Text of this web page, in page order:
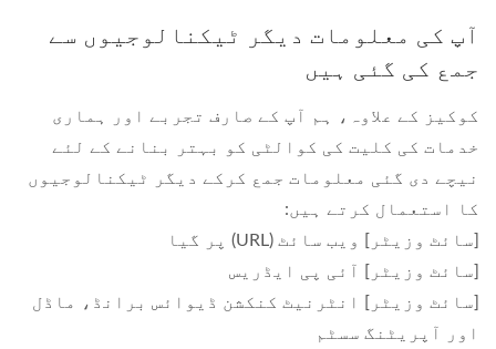
آپ کی معلومات دیگر ٹیکنالوجیوں سے
جمع کی گئی ہیں
کوکیز کے علاوہ، ہم آپ کے صارف تجربے اور ہماری
خدمات کی کلیت کی کوالٹی کو بہتر بنانے کے لئے
نیچے دی گئی معلومات جمع کرکے دیگر ٹیکنالوجیوں
کا استعمال کرتے ہیں:
[سائٹ وزیٹر] ویب سائٹ (URL) پر گیا
[سائٹ وزیٹر] آئی پی ایڈریس
[سائٹ وزیٹر] انٹرنیٹ کنکشن ڈیوائس برانڈ، ماڈل
اور آپریٹنگ سسٹم